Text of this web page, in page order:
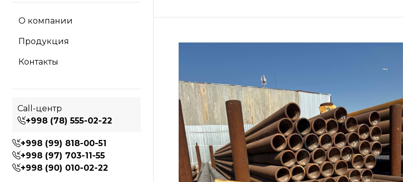
О компании
Продукция
Контакты
Call-центр
+998 (78) 555-02-22
+998 (99) 818-00-51
+998 (97) 703-11-55
+998 (90) 010-02-22